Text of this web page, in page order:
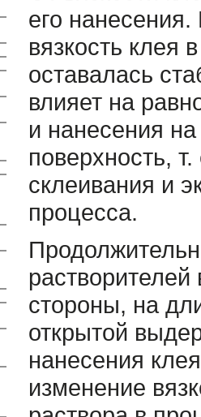
его
вязкость клея
оставалась
влияет на
и нанесения
поверхность,
склеивания и
процесса.
растворителей
стороны, на
открытой
нанесения
изменение